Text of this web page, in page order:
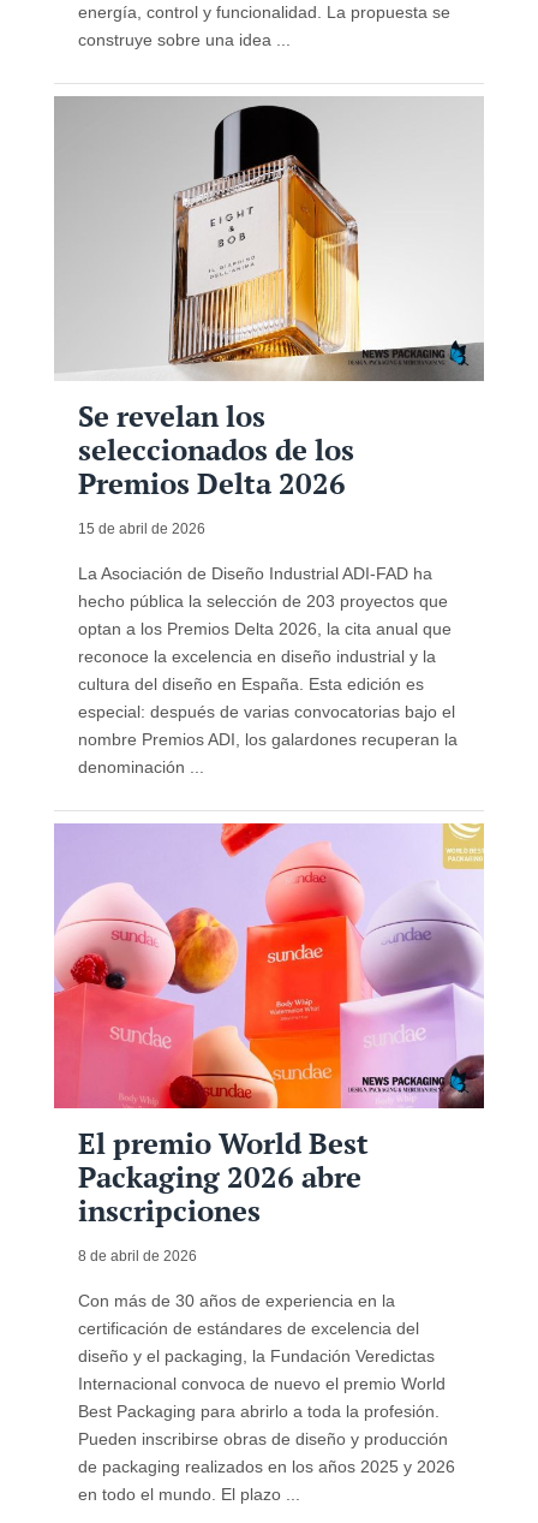
energía, control y funcionalidad. La propuesta se
construye sobre una idea ...
Se revelan los
seleccionados de los
Premios Delta 2026
15 de abril de 2026
La Asociación de Diseño Industrial ADI-FAD ha
hecho pública la selección de 203 proyectos que
optan a los Premios Delta 2026, la cita anual que
reconoce la excelencia en diseño industrial y la
cultura del diseño en España. Esta edición es
especial: después de varias convocatorias bajo el
nombre Premios ADI, los galardones recuperan la
denominación ...
El premio World Best
Packaging 2026 abre
inscripciones
8 de abril de 2026
Con más de 30 años de experiencia en la
certificación de estándares de excelencia del
diseño y el packaging, la Fundación Veredictas
Internacional convoca de nuevo el premio World
Best Packaging para abrirlo a toda la profesión.
Pueden inscribirse obras de diseño y producción
de packaging realizados en los años 2025 y 2026
en todo el mundo. El plazo ...